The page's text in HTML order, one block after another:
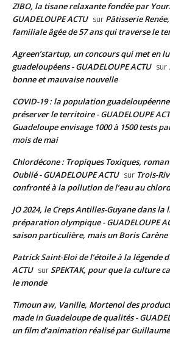
ZIBO, la tisane relaxante fondée par
GUADELOUPE ACTU sur Pâtisserie
familiale âgée de 57 ans qui traverse le
Agreen’startup, un concours qui met en
guadeloupéens - GUADELOUPE ACTU sur
bonne et mauvaise nouvelle
COVID-19 : la population
préserver le territoire - GUADELOUPE
Guadeloupe envisage 1000 à 1500 tests
mois de mai
Chlordécone : Tropiques Toxiques,
Oublié - GUADELOUPE ACTU sur Trois-
confronté à la pollution de l’eau au
JO 2024, le Creps Antilles-Guyane dans la
préparation olympique - GUADELOUPE
saison particulière, mais un Boris
Patrick Saint-Eloi de l’étoile à la légende
ACTU surSPEKTAK, pour que la culture
le monde
Timoun aw, Vanille, Mortenol des
made in Guadeloupe de qualités -
un film d’animation réalisé par